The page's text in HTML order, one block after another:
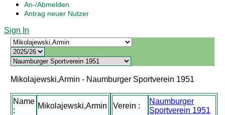
An-/Abmelden
Antrag neuer Nutzer
Sign In
Mikolajewski,Armin - Naumburger Sportverein 1951
Name
:
Mikolajewski,Armin Verein :
Naumburger
Sportverein 1951